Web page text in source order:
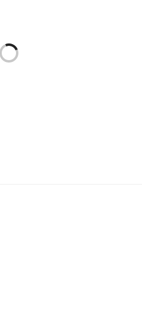
Baskılı Kaliteli Kauçuk Kapı